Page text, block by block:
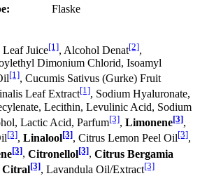
Flaske
Juice[1], Alcohol Denat[2],
Dimonium Chlorid, Isoamyl
[1], Cucumis Sativus (Gurke) Fruit
Leaf Extract[1], Sodium Hyaluronate,
Lecithin, Levulinic Acid, Sodium
Lactic Acid, Parfum[3], Limonene[3],
[3], Linalool[3], Citrus Lemon Peel Oil[3],
[3], Citronellol[3], Citrus Bergamia
Citral[3], Lavandula Oil/Extract[3]